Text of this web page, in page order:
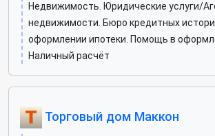
Недвижимость. Юридические услуги/
недвижимости. Бюро кредитных
оформлении ипотеки. Помощь в
Наличный расчёт
Торговый дом Маккон